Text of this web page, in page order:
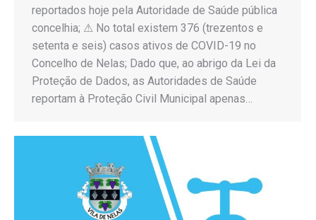
reportados hoje pela Autoridade de Saúde pública
concelhia; ⚠ No total existem 376 (trezentos e
setenta e seis) casos ativos de COVID-19 no
Concelho de Nelas; Dado que, ao abrigo da Lei da
Proteção de Dados, as Autoridades de Saúde
reportam à Proteção Civil Municipal apenas…